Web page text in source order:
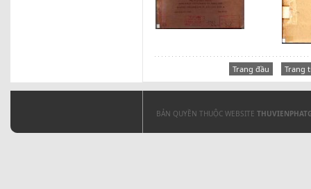
Trang đầu Trang
BẢN QUYỀN THUỘC WEBSITE